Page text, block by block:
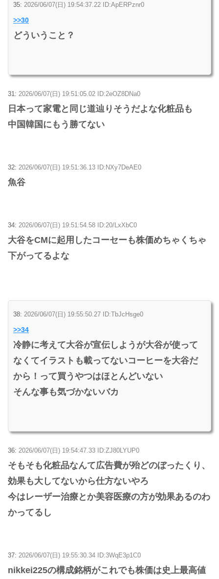
35: 2026/06/07(日) 19:54:37.22 ID:ApERPznr0
>>30
どういうこと？
31: 2026/06/07(日) 19:51:05.02 ID:2eOZ8DNa0
日本って家電と同じ道辿りそうだよな化粧品も
中国韓国にもう勝てない
32: 2026/06/07(日) 19:51:36.13 ID:NXy7DeAE0
魚谷
34: 2026/06/07(日) 19:51:54.58 ID:20/LxXbC0
大谷をCMに起用したコーセーも株価めちゃくちゃ
下がってるよな
38: 2026/06/07(日) 19:55:50.27 ID:TbJcHsge0
>>34
冷静に考えて大谷が宣伝しようが大谷が使って
なくてイラストも載ってないコーヒーを大谷だ
から！って買うやつはほとんどいない
そんな事も気づかないバカ
36: 2026/06/07(日) 19:54:47.33 ID:ZJ80LYUP0
そもそも化粧品なんて広告費が殆どのぼったくり、
効果も大してないから仕方ないやろ
今はレーザー治療とか美容医療の方が効果あるのわ
かってるし
37: 2026/06/07(日) 19:55:30.34 ID:3WqE3p1C0
nikkei225の構成銘柄がこれでも株価は史上最高値